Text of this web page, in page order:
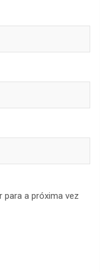
para a próxima vez